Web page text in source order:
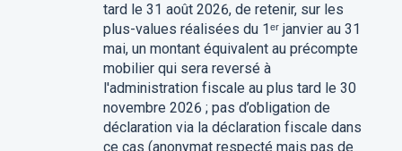
tard le 31 août 2026, de retenir, sur les
plus-values réalisées du 1ᵉʳjanvier au 31
mai, un montant équivalent au précompte
mobilier qui sera reversé à
l'administration fiscale au plus tard le 30
novembre 2026 ; pas d’obligation de
déclaration via la déclaration fiscale dans
ce cas (anonymat respecté mais pas de